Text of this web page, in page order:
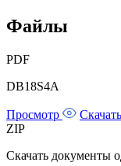
Файлы
PDF
DB18S4A
Просмотр
Скачать
ZIP
Скачать документы